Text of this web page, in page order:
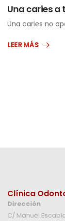
Una caries a
Una caries no
LEER MÁS
Clínica
Dirección
C/ Manuel